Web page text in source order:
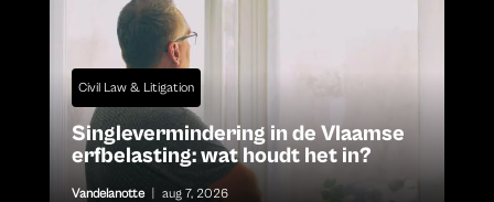
Civil Law & Litigation
Singlevermindering in de Vlaamse
erfbelasting: wat houdt het in?
Vandelanotte aug 7, 2026